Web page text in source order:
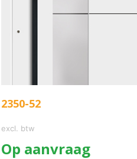
2350-52
excl. btw
Op aanvraag